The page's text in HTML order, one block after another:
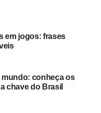
em que não era
com robôs na sala
ao baixar as cartas
estaatualização
gerais em diferentes
em jogos: frases
conheça os
chave do Brasil